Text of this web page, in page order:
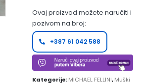
Ovaj proizvod možete naručiti i
pozivom na broj:
+387 61 042 588
Kategorije:MICHAEL FELLINI,Muški